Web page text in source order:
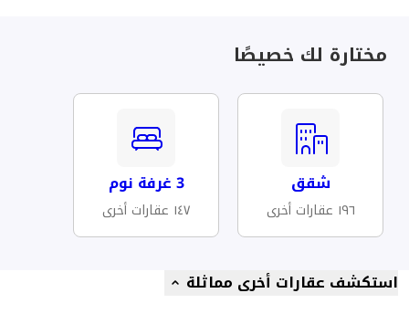
مختارة لك خصيصًا
شقق
١٩٦ عقارات أخرى
3 غرفة نوم
١٤٧ عقارات أخرى
استكشف عقارات أخرى مماثلة